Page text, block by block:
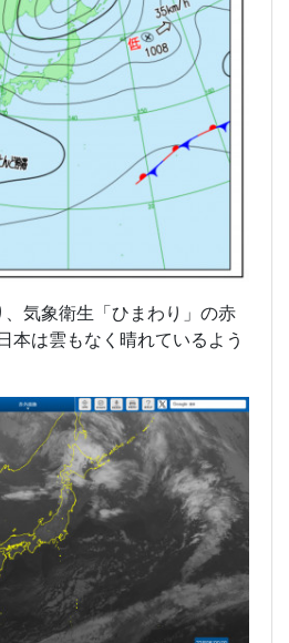
気象衛生「ひまわり」の赤
は雲もなく晴れているよう